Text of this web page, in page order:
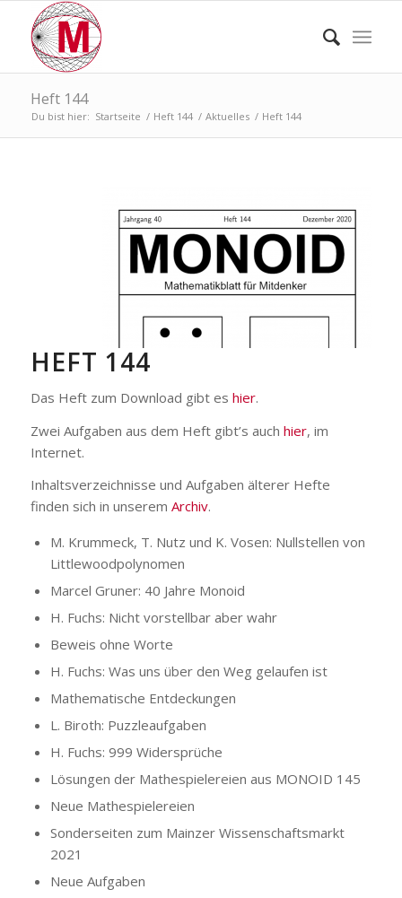
Heft 144
Du bist hier: Startseite / Heft 144 / Aktuelles / Heft 144
HEFT 144
Das Heft zum Download gibt es hier.
Zwei Aufgaben aus dem Heft gibt’s auch hier, im
Internet.
Inhaltsverzeichnisse und Aufgaben älterer Hefte
finden sich in unserem Archiv.
M. Krummeck, T. Nutz und K. Vosen: Nullstellen von
Littlewoodpolynomen
Marcel Gruner: 40 Jahre Monoid
H. Fuchs: Nicht vorstellbar aber wahr
Beweis ohne Worte
H. Fuchs: Was uns über den Weg gelaufen ist
Mathematische Entdeckungen
L. Biroth: Puzzleaufgaben
H. Fuchs: 999 Widersprüche
Lösungen der Mathespielereien aus MONOID 145
Neue Mathespielereien
Sonderseiten zum Mainzer Wissenschaftsmarkt
2021
Neue Aufgaben